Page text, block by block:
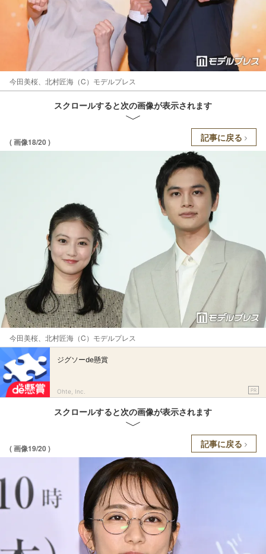
今田美桜、北村匠海（C）モデルプレス
スクロールすると次の画像が表示されます
( 画像18/20 ) 記事に戻る
今田美桜、北村匠海（C）モデルプレス
ジグソーde懸賞
Ohte, Inc. PR
スクロールすると次の画像が表示されます
( 画像19/20 ) 記事に戻る